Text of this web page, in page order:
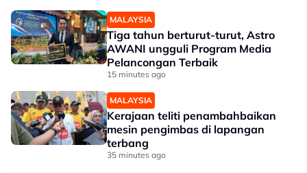
MALAYSIA
Tiga tahun berturut-turut, Astro
AWANI ungguli Program Media
Pelancongan Terbaik
15 minutes ago
MALAYSIA
Kerajaan teliti penambahbaikan
mesin pengimbas di lapangan
terbang
35 minutes ago